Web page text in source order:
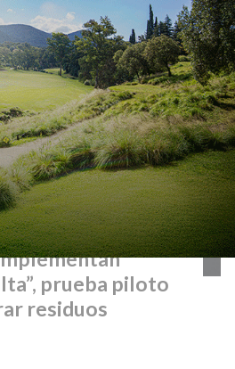
prueba piloto
residuos